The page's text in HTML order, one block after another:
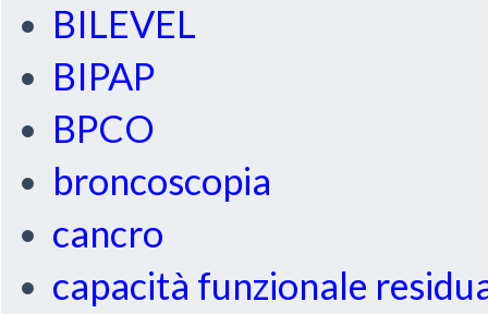
BILEVEL
BIPAP
BPCO
broncoscopia
cancro
capacità funzionale